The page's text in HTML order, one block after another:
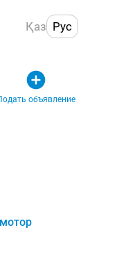
Қаз Рус
объявление